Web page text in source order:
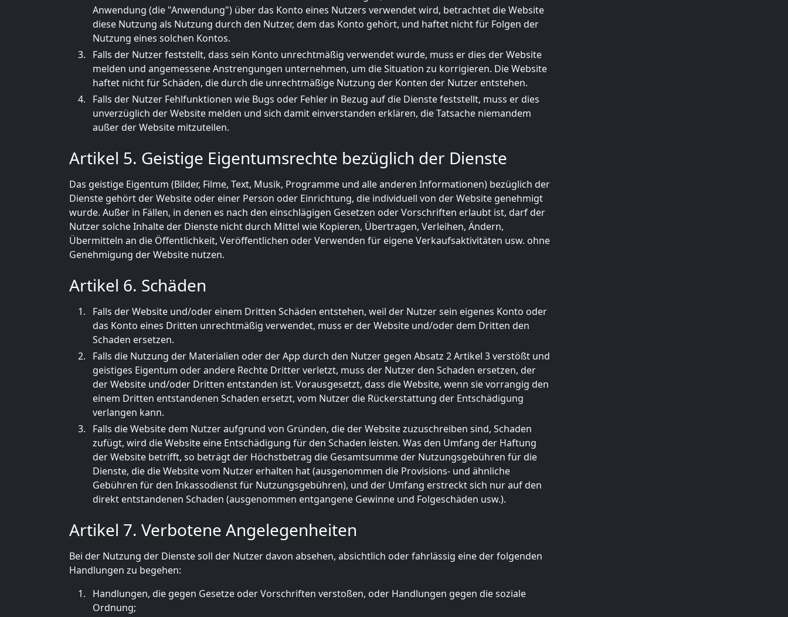
Anwendung (die "Anwendung") über das Konto eines Nutzers verwendet wird, betrachtet die Website
diese Nutzung als Nutzung durch den Nutzer, dem das Konto gehört, und haftet nicht für Folgen der
Nutzung eines solchen Kontos.
Falls der Nutzer feststellt, dass sein Konto unrechtmäßig verwendet wurde, muss er dies der Website
melden und angemessene Anstrengungen unternehmen, um die Situation zu korrigieren. Die Website
haftet nicht für Schäden, die durch die unrechtmäßige Nutzung der Konten der Nutzer entstehen.
Falls der Nutzer Fehlfunktionen wie Bugs oder Fehler in Bezug auf die Dienste feststellt, muss er dies
unverzüglich der Website melden und sich damit einverstanden erklären, die Tatsache niemandem
außer der Website mitzuteilen.
Artikel 5. Geistige Eigentumsrechte bezüglich der Dienste
Das geistige Eigentum (Bilder, Filme, Text, Musik, Programme und alle anderen Informationen) bezüglich der
Dienste gehört der Website oder einer Person oder Einrichtung, die individuell von der Website genehmigt
wurde. Außer in Fällen, in denen es nach den einschlägigen Gesetzen oder Vorschriften erlaubt ist, darf der
Nutzer solche Inhalte der Dienste nicht durch Mittel wie Kopieren, Übertragen, Verleihen, Ändern,
Übermitteln an die Öffentlichkeit, Veröffentlichen oder Verwenden für eigene Verkaufsaktivitäten usw. ohne
Genehmigung der Website nutzen.
Artikel 6. Schäden
Falls der Website und/oder einem Dritten Schäden entstehen, weil der Nutzer sein eigenes Konto oder
das Konto eines Dritten unrechtmäßig verwendet, muss er der Website und/oder dem Dritten den
Schaden ersetzen.
Falls die Nutzung der Materialien oder der App durch den Nutzer gegen Absatz 2 Artikel 3 verstößt und
geistiges Eigentum oder andere Rechte Dritter verletzt, muss der Nutzer den Schaden ersetzen, der
der Website und/oder Dritten entstanden ist. Vorausgesetzt, dass die Website, wenn sie vorrangig den
einem Dritten entstandenen Schaden ersetzt, vom Nutzer die Rückerstattung der Entschädigung
verlangen kann.
Falls die Website dem Nutzer aufgrund von Gründen, die der Website zuzuschreiben sind, Schaden
zufügt, wird die Website eine Entschädigung für den Schaden leisten. Was den Umfang der Haftung
der Website betrifft, so beträgt der Höchstbetrag die Gesamtsumme der Nutzungsgebühren für die
Dienste, die die Website vom Nutzer erhalten hat (ausgenommen die Provisions- und ähnliche
Gebühren für den Inkassodienst für Nutzungsgebühren), und der Umfang erstreckt sich nur auf den
direkt entstandenen Schaden (ausgenommen entgangene Gewinne und Folgeschäden usw.).
Artikel 7. Verbotene Angelegenheiten
Bei der Nutzung der Dienste soll der Nutzer davon absehen, absichtlich oder fahrlässig eine der folgenden
Handlungen zu begehen:
Handlungen, die gegen Gesetze oder Vorschriften verstoßen, oder Handlungen gegen die soziale
Ordnung;